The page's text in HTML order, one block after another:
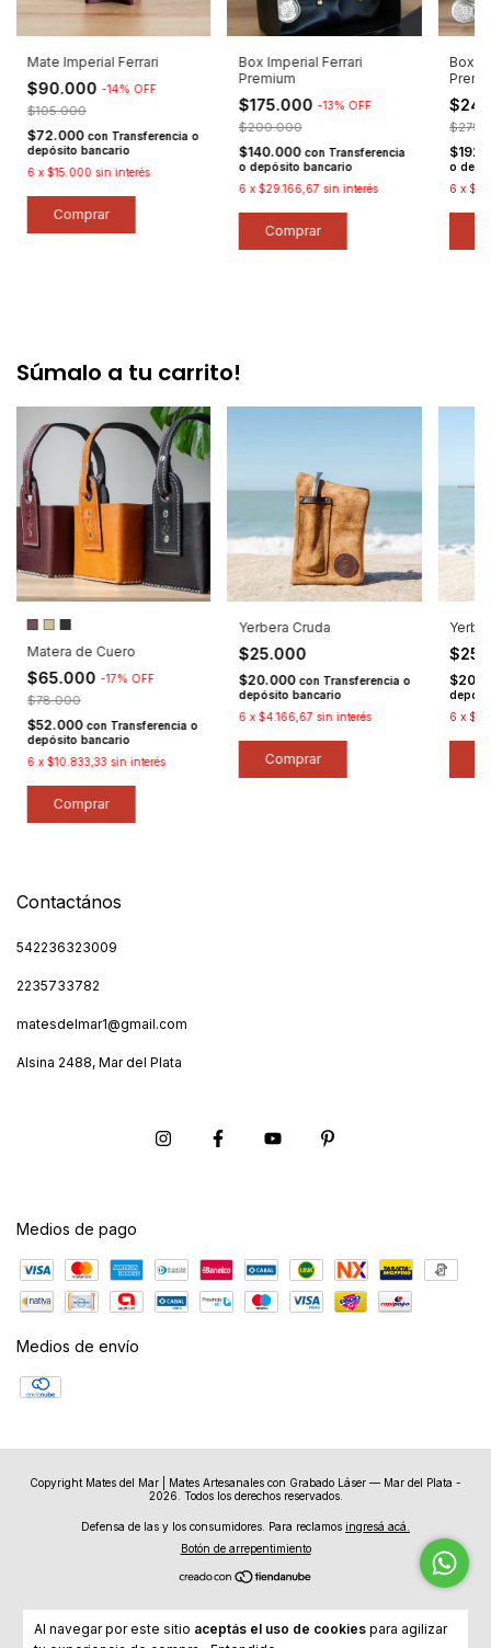
Al navegar por este sitio aceptás el uso de cookies para agilizar
Mate Imperial Ferrari
$90.000 -14% OFF
$105.000
$72.000 con Transferencia o
depósito bancario
6 x $15.000 sin interés
Comprar
Box Imperial Ferrari
Premium
$175.000 -13% OFF
$200.000
$140.000 con Transferencia
o depósito bancario
6 x $29.166,67 sin interés
Box
o
6 x
Súmalo a tu carrito!
Matera de Cuero
$65.000 -17% OFF
$78.000
$52.000 con Transferencia o
depósito bancario
6 x $10.833,33 sin interés
Comprar
Yerbera Cruda
$25.000
$20.000 con Transferencia o
depósito bancario
6 x $4.166,67 sin interés
6 x
Contactános
542236323009
2235733782
matesdelmar1@gmail.com
Alsina 2488, Mar del Plata
Medios de pago
Medios de envío
Copyright Mates del Mar | Mates Artesanales con Grabado Láser — Mar del Plata -
2026. Todos los derechos reservados.
Defensa de las y los consumidores. Para reclamos ingresá acá.
Botón de arrepentimiento